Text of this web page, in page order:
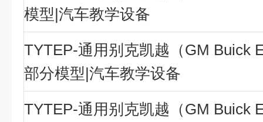
模型|汽车教学设备
TYTEP-通用别克凯越（GM Buick
部分模型|汽车教学设备
TYTEP-通用别克凯越（GM Buick